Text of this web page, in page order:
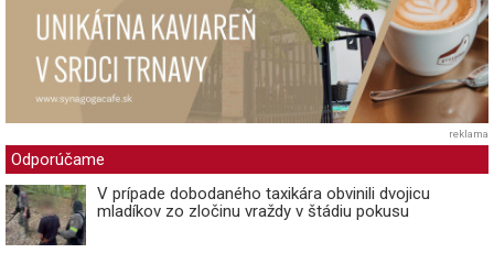
reklama
Odporúčame
V prípade dobodaného taxikára obvinili dvojicu
mladíkov zo zločinu vraždy v štádiu pokusu